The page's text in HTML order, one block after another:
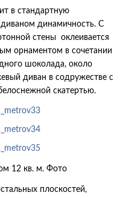
в стандартную
динамичность. С
стены оклеивается
орнаментом в сочетании
шоколада, около
диван в содружестве с
скатертью.
12 кв. м. Фото
плоскостей,